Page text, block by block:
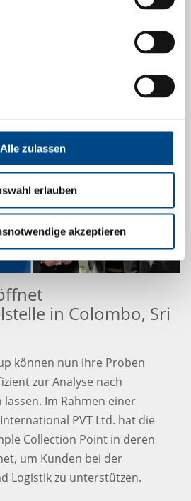
Alle zulassen
erlauben
akzeptieren
Mehr
in Colombo, Sri
können nun ihre Proben
zur Analyse nach
Im Rahmen einer
PVT Ltd. hat die
Collection Point in deren
um Kunden bei der
Logistik zu unterstützen.